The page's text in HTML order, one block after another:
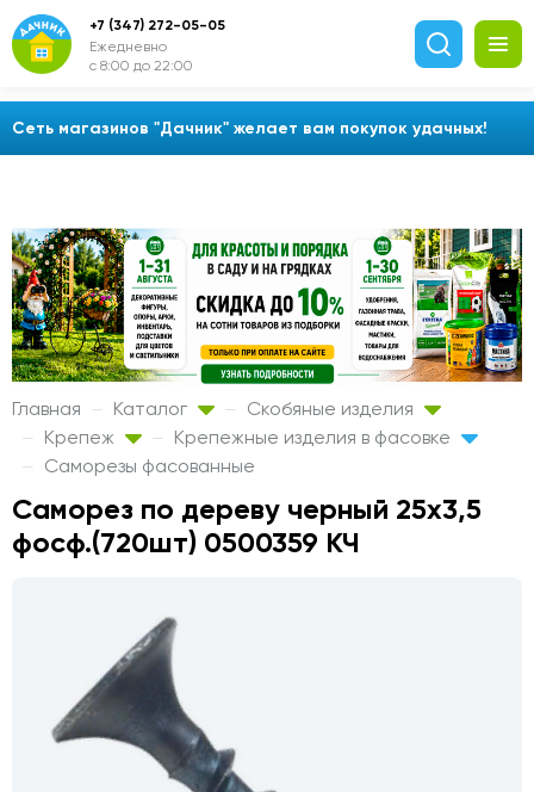
Сеть магазинов "Дачник" желает вам покупок удачных!
+7 (347) 272-05-05
Ежедневно
с 8:00 до 22:00
Главная Каталог
Скобяные изделия
Крепеж
Крепежные изделия в фасовке
Саморезы фасованные
Саморез по дереву черный 25х3,5
фосф.(720шт) 0500359 КЧ